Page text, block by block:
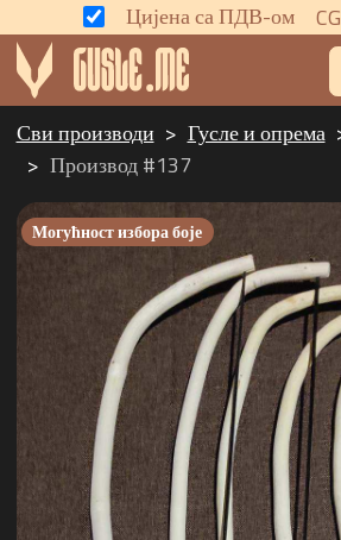
Цијена са ПДВ-ом CG
Сви производи Гусле и опрема
Производ #137
Могућност избора боје